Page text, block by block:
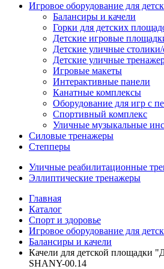
Игровое оборудование для
Балансиры и качели
Горки для детских
Детские игровые
Детские уличные
Детские уличные
Игровые макеты
Интерактивные панели
Канатные комплексы
Оборудование для игр с
Спортивный комплекс
Уличные музыкальные
Силовые тренажеры
Степперы
Уличные реабилитационные
Эллиптические тренажеры
Главная
Каталог
Спорт и здоровье
Игровое оборудование для
Балансиры и качели
Качели для детской площадки
SHANY-00.14